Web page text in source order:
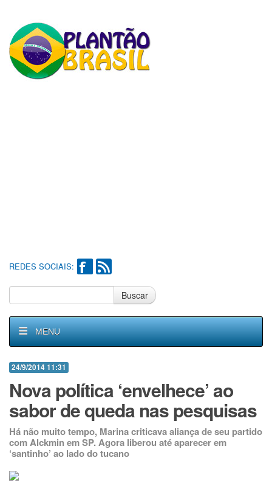
REDES SOCIAIS:
Buscar
MENU
24/9/2014 11:31
Nova política ‘envelhece’ ao
sabor de queda nas pesquisas
Há não muito tempo, Marina criticava aliança de seu partido
com Alckmin em SP. Agora liberou até aparecer em
‘santinho’ ao lado do tucano